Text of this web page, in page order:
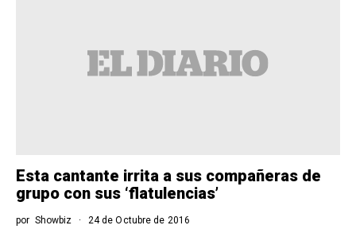
Esta cantante irrita a sus compañeras de
grupo con sus ‘flatulencias’
por Showbiz 24 de Octubre de 2016